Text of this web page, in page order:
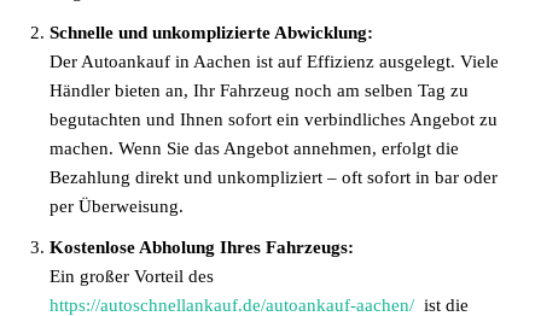
Schnelle und unkomplizierte Abwicklung:
Der Autoankauf in Aachen ist auf Effizienz ausgelegt. Viele
Händler bieten an, Ihr Fahrzeug noch am selben Tag zu
begutachten und Ihnen sofort ein verbindliches Angebot zu
machen. Wenn Sie das Angebot annehmen, erfolgt die
Bezahlung direkt und unkompliziert – oft sofort in bar oder
per Überweisung.
Kostenlose Abholung Ihres Fahrzeugs:
Ein großer Vorteil des
https://autoschnellankauf.de/autoankauf-aachen/ ist die